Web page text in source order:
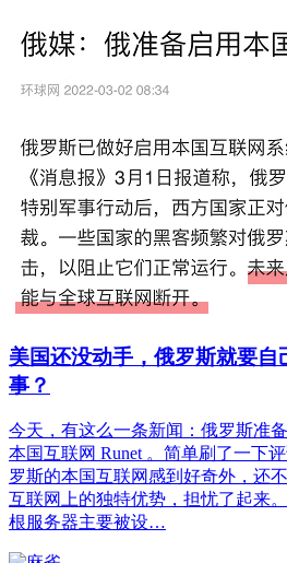
美国还没动手，俄罗斯就要自
事？
今天，有这么一条新闻：俄罗斯准
本国互联网 Runet 。简单刷了一下
罗斯的本国互联网感到好奇外，还
互联网上的独特优势，担忧了起来
根服务器主要被设…